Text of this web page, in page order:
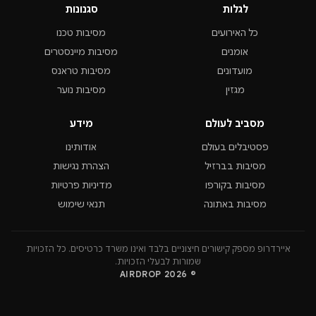
לגלות
כל האירועים
אומנים
מועדונים
מגזין
סגנונות
מסיבות טכנו
מסיבות מיינסטרים
מסיבות טראנס
מסיבות נוער
מסביב לעולם
פסטיבלים בעולם
מסיבות בברזיל
מסיבות בקורפו
מסיבות באתונה
מידע
אודותינו
הצהרת נגישות
מדיניות פרטיות
תנאי שימוש
איירדרופ מספק קישורים חיצוניים בלבד ואינו משרד כרטיסים. כל הזכויות
שמורות לבעלי הזכויות.
© 2026 AIRDROP